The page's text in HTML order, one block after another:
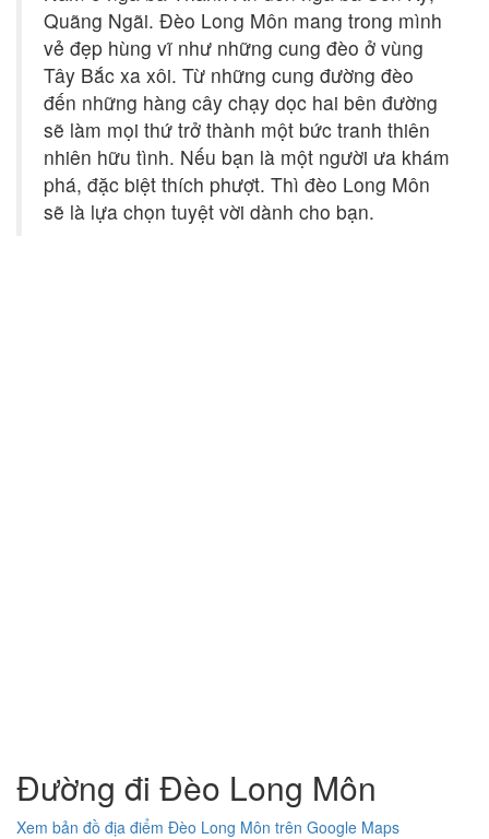
Quãng Ngãi. Đèo Long Môn mang trong mình
vẻ đẹp hùng vĩ như những cung đèo ở vùng
Tây Bắc xa xôi. Từ những cung đường đèo
đến những hàng cây chạy dọc hai bên đường
sẽ làm mọi thứ trở thành một bức tranh thiên
nhiên hữu tình. Nếu bạn là một người ưa khám
phá, đặc biệt thích phượt. Thì đèo Long Môn
sẽ là lựa chọn tuyệt vời dành cho bạn.
Đường đi Đèo Long Môn
Xem bản đồ địa điểm Đèo Long Môn trên Google Maps